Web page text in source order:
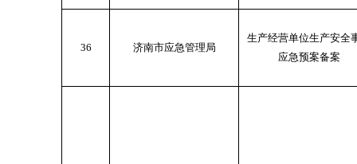
36 济南市应急管理局
生产经营单位生产安全
应急预案备案